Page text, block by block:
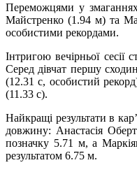
Переможцями у
Майстренко (1.94 м) та
особистими рекордами.
Інтригою вечірньої сесії
Серед дівчат першу
(12.31 с, особистий
(11.33 с).
Найкращі результати в
довжину: Анастасія
позначку 5.71 м, а
результатом 6.75 м.